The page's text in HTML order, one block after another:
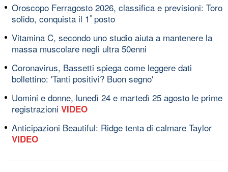
Oroscopo Ferragosto 2026, classifica e previsioni: Toro
solido, conquista il 1ﾟposto
Vitamina C, secondo uno studio aiuta a mantenere la
massa muscolare negli ultra 50enni
Coronavirus, Bassetti spiega come leggere dati
bollettino: 'Tanti positivi? Buon segno'
Uomini e donne, lunedì 24 e martedì 25 agosto le prime
registrazioni VIDEO
Anticipazioni Beautiful: Ridge tenta di calmare Taylor
VIDEO